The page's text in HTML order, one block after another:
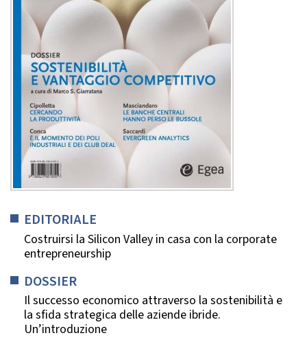
EDITORIALE
Costruirsi la Silicon Valley in casa con la corporate
entrepreneurship
DOSSIER
Il successo economico attraverso la sostenibilità e
la sfida strategica delle aziende ibride.
Un’introduzione